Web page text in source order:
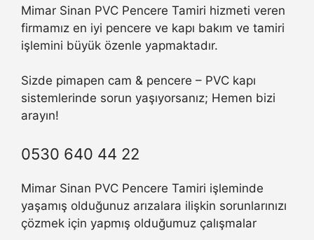
Mimar Sinan PVC Pencere Tamiri hizmeti veren
firmamız en iyi pencere ve kapı bakım ve tamiri
işlemini büyük özenle yapmaktadır.
Sizde pimapen cam & pencere – PVC kapı
sistemlerinde sorun yaşıyorsanız; Hemen bizi
arayın!
0530 640 44 22
Mimar Sinan PVC Pencere Tamiri işleminde
yaşamış olduğunuz arızalara ilişkin sorunlarınızı
çözmek için yapmış olduğumuz çalışmalar